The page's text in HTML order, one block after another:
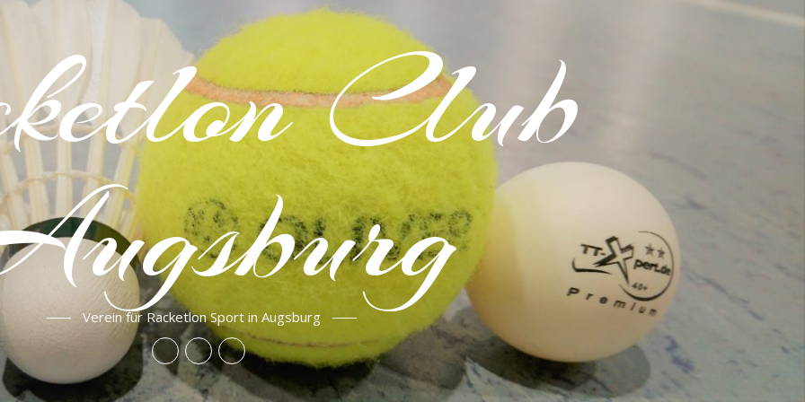
Club
Verein für Racketlon Sport in Augsburg